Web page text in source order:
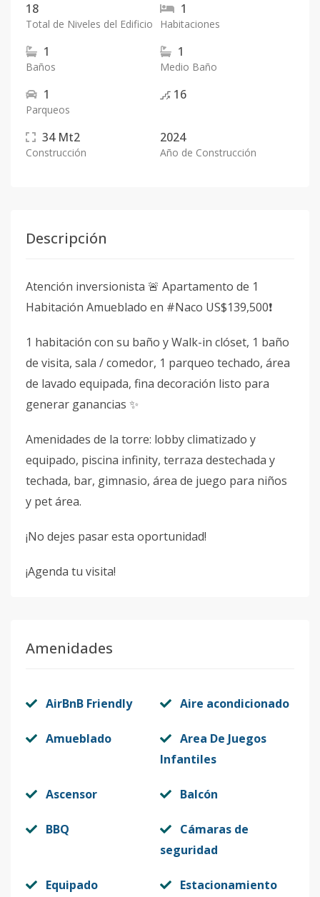
18
Total de Niveles del Edificio
1
Habitaciones
1
Baños
1
Medio Baño
1
Parqueos
16
34 Mt2
Construcción
2024
Año de Construcción
Descripción
Atención inversionista 🚨 Apartamento de 1
Habitación Amueblado en #Naco US$139,500❗️
1 habitación con su baño y Walk-in clóset, 1 baño
de visita, sala / comedor, 1 parqueo techado, área
de lavado equipada, fina decoración listo para
generar ganancias ✨
Amenidades de la torre: lobby climatizado y
equipado, piscina infinity, terraza destechada y
techada, bar, gimnasio, área de juego para niños
y pet área.
¡No dejes pasar esta oportunidad!
¡Agenda tu visita!
Amenidades
AirBnB Friendly Aire acondicionado
Amueblado
Area De Juegos
Infantiles
Ascensor Balcón
BBQ
Cámaras de
seguridad
Equipado
Estacionamiento